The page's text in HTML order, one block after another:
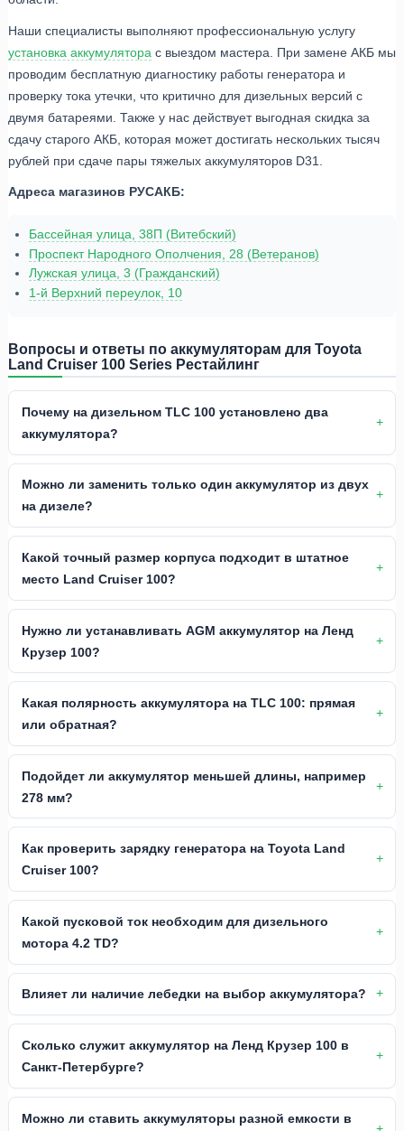
Наши специалисты выполняют профессиональную услугу
установка аккумулятора с выездом мастера. При замене АКБ мы
проводим бесплатную диагностику работы генератора и
проверку тока утечки, что критично для дизельных версий с
двумя батареями. Также у нас действует выгодная скидка за
сдачу старого АКБ, которая может достигать нескольких тысяч
рублей при сдаче пары тяжелых аккумуляторов D31.
Адреса магазинов РУСАКБ:
Бассейная улица, 38П (Витебский)
Проспект Народного Ополчения, 28 (Ветеранов)
Лужская улица, 3 (Гражданский)
1-й Верхний переулок, 10
Вопросы и ответы по аккумуляторам для Toyota
Land Cruiser 100 Series Рестайлинг
Почему на дизельном TLC 100 установлено два
аккумулятора?
Можно ли заменить только один аккумулятор из двух
на дизеле?
Какой точный размер корпуса подходит в штатное
место Land Cruiser 100?
Нужно ли устанавливать AGM аккумулятор на Ленд
Крузер 100?
Какая полярность аккумулятора на TLC 100: прямая
или обратная?
Подойдет ли аккумулятор меньшей длины, например
278 мм?
Как проверить зарядку генератора на Toyota Land
Cruiser 100?
Какой пусковой ток необходим для дизельного
мотора 4.2 TD?
Влияет ли наличие лебедки на выбор аккумулятора?
Сколько служит аккумулятор на Ленд Крузер 100 в
Санкт-Петербурге?
Можно ли ставить аккумуляторы разной емкости в